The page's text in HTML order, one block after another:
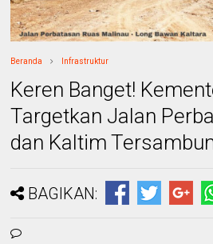
Beranda Infrastruktur
Keren Banget!
Targetkan Jalan
dan Kaltim
BAGIKAN: